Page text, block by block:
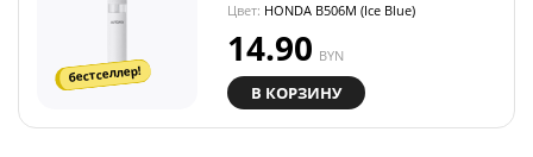
бестселлер!
Цвет: HONDA B506M (Ice Blue)
14.90 BYN
В КОРЗИНУ